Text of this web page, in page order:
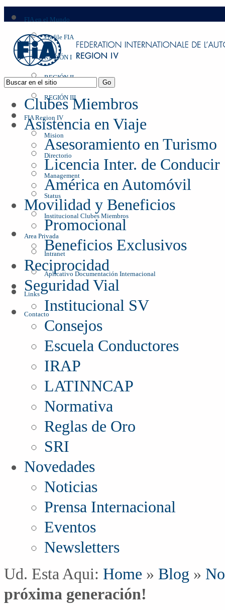
FIA en el Mundo
Profile FIA
REGIÓN I
REGIÓN II
REGIÓN III
FIA Region IV
Mision
Directorio
Management
Status
Institucional Clubes Miembros
Area Privada
Intranet
Aplicativo Documentación Internacional
Links
Contacto
Clubes Miembros
Asistencia en Viaje
Asesoramiento en Turismo
Licencia Inter. de Conducir
América en Automóvil
Movilidad y Beneficios
Promocional
Beneficios Exclusivos
Reciprocidad
Seguridad Vial
Institucional SV
Consejos
Escuela Conductores
IRAP
LATINNCAP
Normativa
Reglas de Oro
SRI
Novedades
Noticias
Prensa Internacional
Eventos
Newsletters
Ud. Esta Aqui: Home » Blog »
próxima generación!